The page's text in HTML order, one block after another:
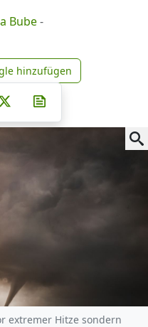
Bube-
zu Google
hinzufügen
Facebook
auf Whatsapp
Teilen auf Telegram
Mail teilen
Post auf X
extremer Hitze sondern